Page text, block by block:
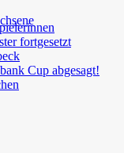
fortgesetzt
Cup abgesagt!